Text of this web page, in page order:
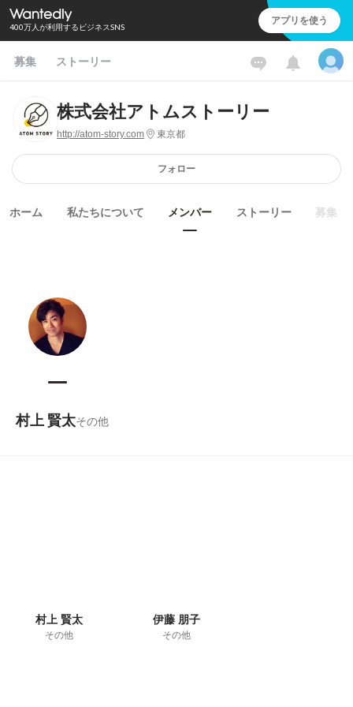
400万人が利用するビジネスSNS アプリを使う
募集 ストーリー
株式会社アトムストーリー
http://atom-story.com 東京都
フォロー
ホーム 私たちについて メンバー ストーリー 募集
村上 賢太その他
村上 賢太
その他
伊藤 朋子
その他